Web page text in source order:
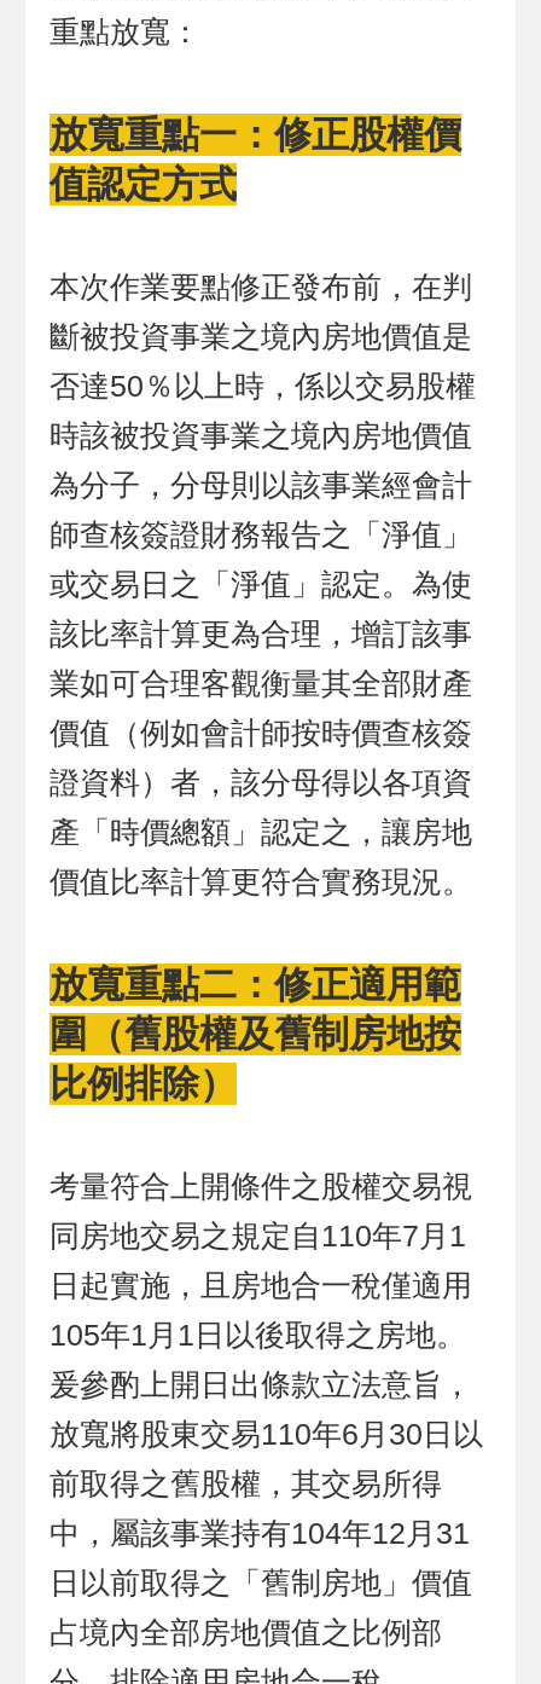
重點放寬：
放寬重點一：修正股權價
值認定方式
本次作業要點修正發布前，在判
斷被投資事業之境內房地價值是
否達50％以上時，係以交易股權
時該被投資事業之境內房地價值
為分子，分母則以該事業經會計
師查核簽證財務報告之「淨值」
或交易日之「淨值」認定。為使
該比率計算更為合理，增訂該事
業如可合理客觀衡量其全部財產
價值（例如會計師按時價查核簽
證資料）者，該分母得以各項資
產「時價總額」認定之，讓房地
價值比率計算更符合實務現況。
放寬重點二：修正適用範
圍（舊股權及舊制房地按
比例排除）
考量符合上開條件之股權交易視
同房地交易之規定自110年7月1
日起實施，且房地合一稅僅適用
105年1月1日以後取得之房地。
爰參酌上開日出條款立法意旨，
放寬將股東交易110年6月30日以
前取得之舊股權，其交易所得
中，屬該事業持有104年12月31
日以前取得之「舊制房地」價值
占境內全部房地價值之比例部